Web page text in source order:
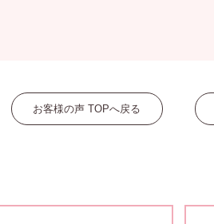
お客様の声 TOPへ戻る